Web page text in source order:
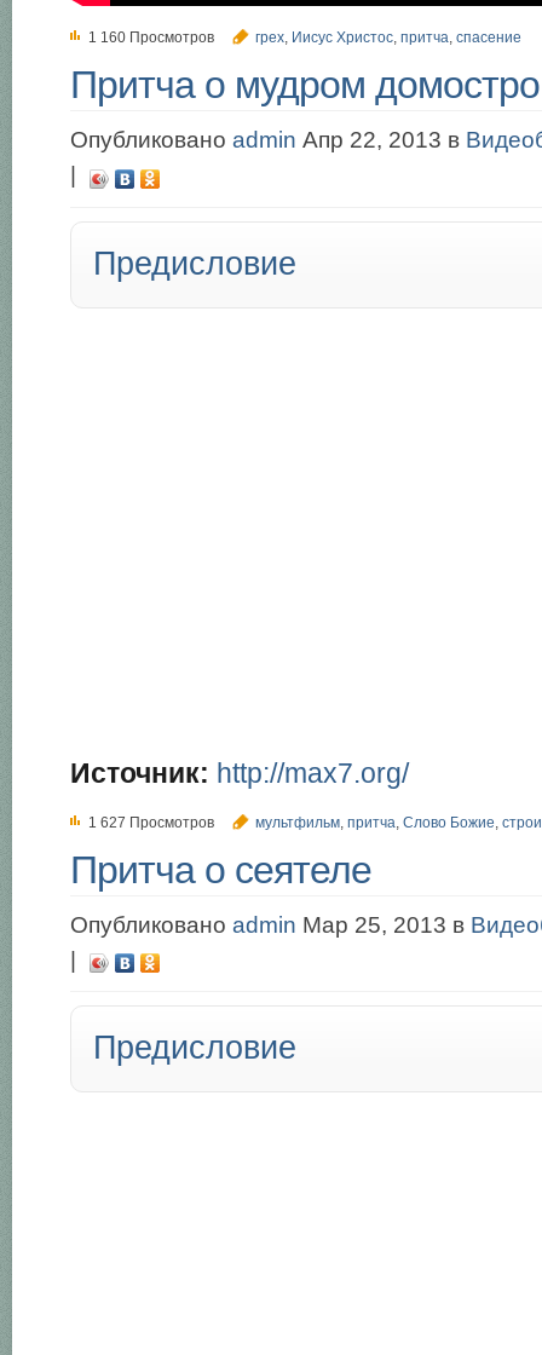
1 160 Просмотров грех, Иисус Христос, притча, спасение
Притча о мудром
Опубликовано admin Апр 22, 2013 в
|
Предисловие
Источник: http://max7.org/
1 627 Просмотров мультфильм притча Слово Божие
Притча о сеятеле
Опубликовано admin Мар 25, 2013 в
|
Предисловие